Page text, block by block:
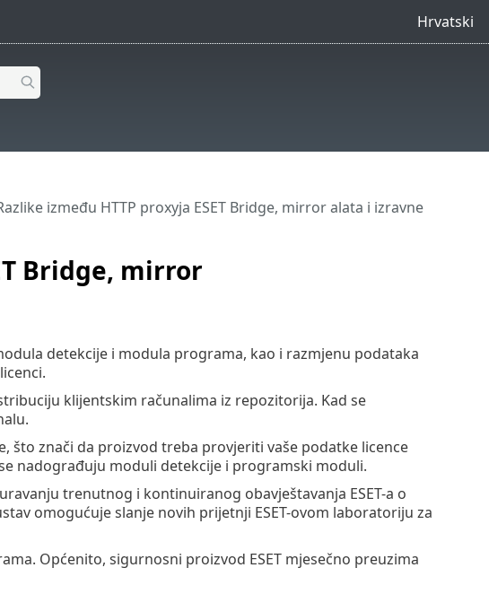
Hrvatski
Bridge, mirror
između HTTP proxyja ESET Bridge, mirror alata i izravne
detekcije i modula programa, kao i razmjenu podataka
klijentskim računalima iz repozitorija. Kad se
što znači da proizvod treba provjeriti vaše podatke licence
nadograđuju moduli detekcije i programski moduli.
trenutnog i kontinuiranog obavještavanja ESET-a o
omogućuje slanje novih prijetnji ESET-ovom laboratoriju za
Općenito, sigurnosni proizvod ESET mjesečno preuzima